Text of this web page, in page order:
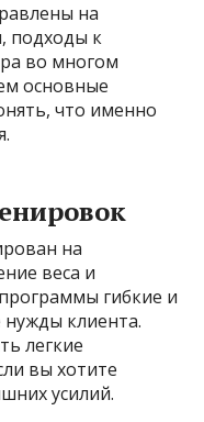
на
подходы к
во многом
основные
что именно
на
веса и
гибкие и
клиента.
легкие
вы хотите
усилий.